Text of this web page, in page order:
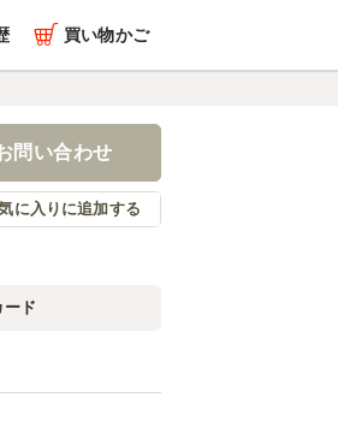
買い物かご
問い合わせ
に入りに追加する
ド